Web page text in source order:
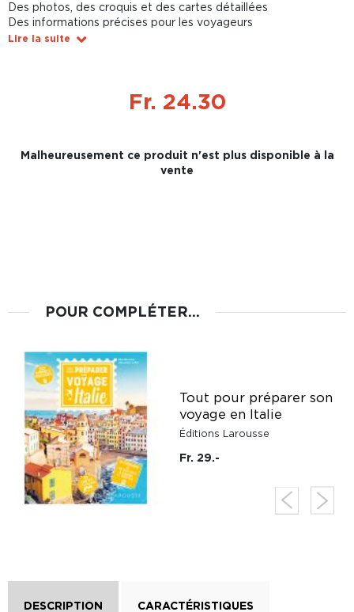
Des photos, des croquis et des cartes détaillées
Des informations précises pour les voyageurs
Lire la suite
Fr. 24.30
Malheureusement ce produit n'est plus disponible à la
vente
POUR COMPLÉTER...
Tout pour préparer son
voyage en Italie
Éditions Larousse
Fr. 29.-
DESCRIPTION CARACTÉRISTIQUES